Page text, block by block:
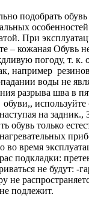
подобрать
При
– кожаная Обувь
погоду, т. к.
например
воды не
разрыва шва в
на задник.,
обувь только
во время
подкладки:
не будут: -
не
подлежит.